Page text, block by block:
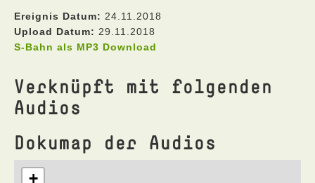
Ereignis Datum: 24.11.2018
Upload Datum: 29.11.2018
S-Bahn als MP3 Download
Verknüpft mit folgenden
Audios
Dokumap der Audios